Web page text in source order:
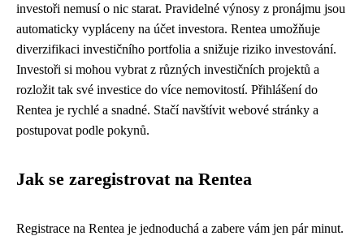
investoři nemusí o nic starat. Pravidelné výnosy z pronájmu jsou
automaticky vypláceny na účet investora. Rentea umožňuje
diverzifikaci investičního portfolia a snižuje riziko investování.
Investoři si mohou vybrat z různých investičních projektů a
rozložit tak své investice do více nemovitostí. Přihlášení do
Rentea je rychlé a snadné. Stačí navštívit webové stránky a
postupovat podle pokynů.
Jak se zaregistrovat na Rentea
Registrace na Rentea je jednoduchá a zabere vám jen pár minut.